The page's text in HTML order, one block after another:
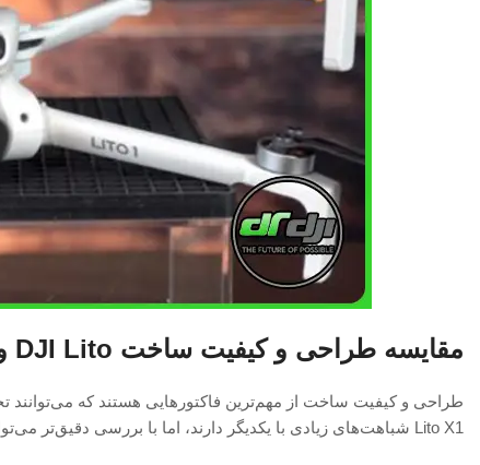
مقایسه طراحی و کیفیت ساخت DJI Lito و DJI Lito X1
Lito X1 شباهت‌های زیادی با یکدیگر دارند، اما با بررسی دقیق‌تر می‌توان تفاوت‌هایی را مشاهده کرد که برای برخی کاربران اهمیت زیادی خواهند داشت.